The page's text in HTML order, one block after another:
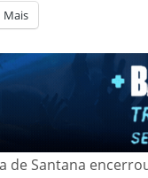
Mais
de Santana